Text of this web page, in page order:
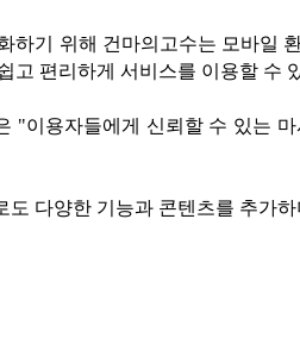
하기 위해 건마의고수는 모바일
고 편리하게 서비스를 이용할 수
"이용자들에게 신뢰할 수 있는
도 다양한 기능과 콘텐츠를 추가